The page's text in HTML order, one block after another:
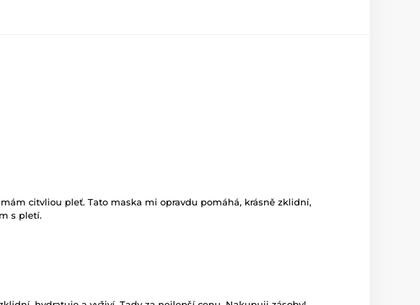
citvliou pleť. Tato maska mi opravdu pomáhá, krásně zklidní,
s pletí.